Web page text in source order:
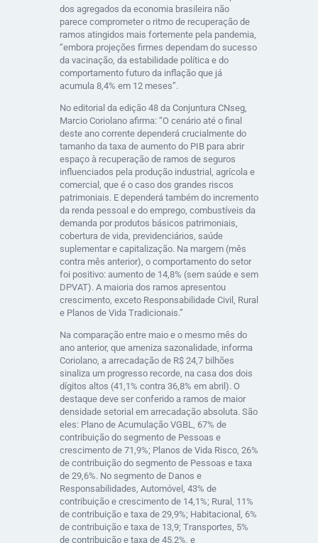
dos agregados da economia brasileira não
parece comprometer o ritmo de recuperação de
ramos atingidos mais fortemente pela pandemia,
“embora projeções firmes dependam do sucesso
da vacinação, da estabilidade política e do
comportamento futuro da inflação que já
acumula 8,4% em 12 meses”.
No editorial da edição 48 da Conjuntura CNseg,
Marcio Coriolano afirma: “O cenário até o final
deste ano corrente dependerá crucialmente do
tamanho da taxa de aumento do PIB para abrir
espaço à recuperação de ramos de seguros
influenciados pela produção industrial, agrícola e
comercial, que é o caso dos grandes riscos
patrimoniais. E dependerá também do incremento
da renda pessoal e do emprego, combustíveis da
demanda por produtos básicos patrimoniais,
cobertura de vida, previdenciários, saúde
suplementar e capitalização. Na margem (mês
contra mês anterior), o comportamento do setor
foi positivo: aumento de 14,8% (sem saúde e sem
DPVAT). A maioria dos ramos apresentou
crescimento, exceto Responsabilidade Civil, Rural
e Planos de Vida Tradicionais.”
Na comparação entre maio e o mesmo mês do
ano anterior, que ameniza sazonalidade, informa
Coriolano, a arrecadação de R$ 24,7 bilhões
sinaliza um progresso recorde, na casa dos dois
dígitos altos (41,1% contra 36,8% em abril). O
destaque deve ser conferido a ramos de maior
densidade setorial em arrecadação absoluta. São
eles: Plano de Acumulação VGBL, 67% de
contribuição do segmento de Pessoas e
crescimento de 71,9%; Planos de Vida Risco, 26%
de contribuição do segmento de Pessoas e taxa
de 29,6%. No segmento de Danos e
Responsabilidades, Automóvel, 43% de
contribuição e crescimento de 14,1%; Rural, 11%
de contribuição e taxa de 29,9%; Habitacional, 6%
de contribuição e taxa de 13,9; Transportes, 5%
de contribuição e taxa de 45,2%, e